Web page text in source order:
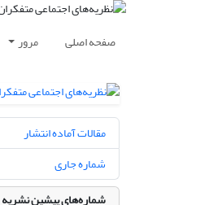
صفحه اصلی مرور
مقالات آماده انتشار
شماره جاری
شماره‌های پیشین نشریه